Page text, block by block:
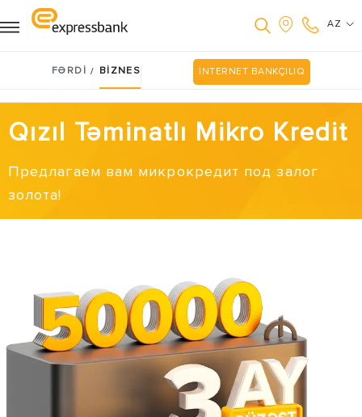
AZ
FƏRDİ / BİZNES İNTERNET BANKÇILIQ
Qızıl Təminatlı Mikro Kredit
Предлагаем вам микрокредит под залог
золота!